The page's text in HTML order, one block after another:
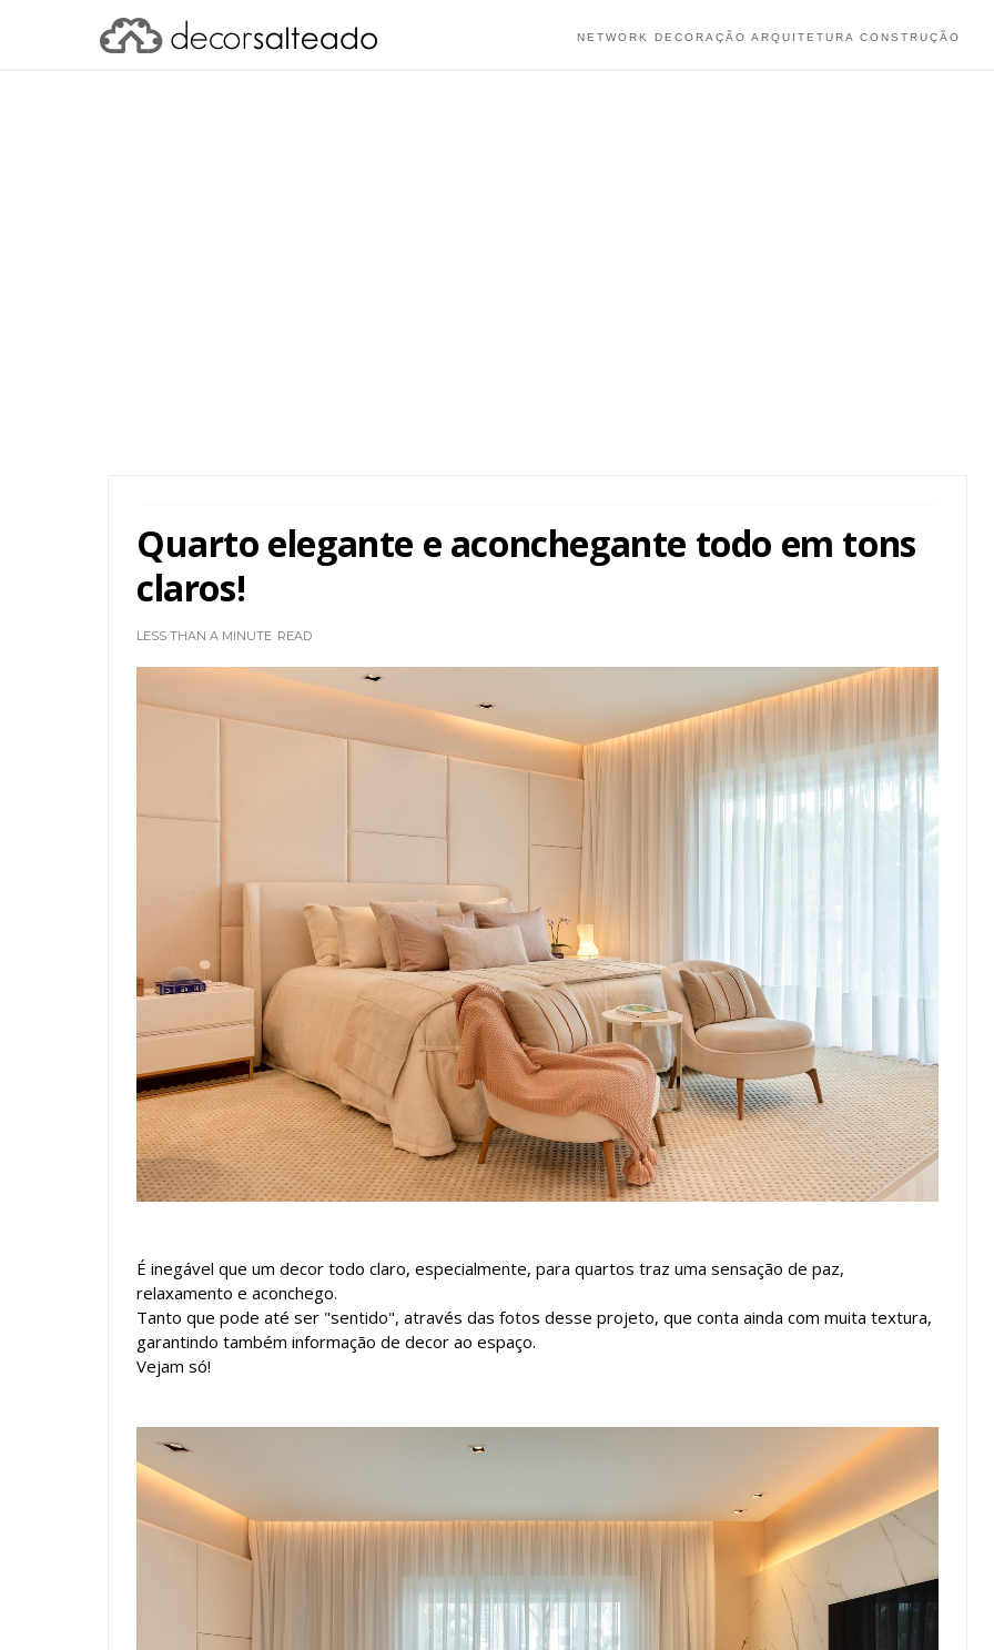
NETWORK DECORAÇÃO ARQUITETURA CONSTRUÇÃO
Quarto elegante e aconchegante todo em tons
claros!
LESS THAN A MINUTE READ
É inegável que um decor todo claro, especialmente, para quartos traz uma sensação de paz,
relaxamento e aconchego.
Tanto que pode até ser "sentido", através das fotos desse projeto, que conta ainda com muita textura,
garantindo também informação de decor ao espaço.
Vejam só!